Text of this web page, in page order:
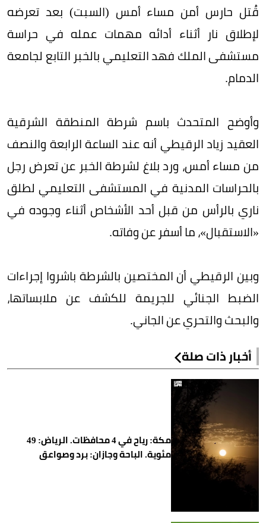
قُتل حارس أمن مساء أمس (السبت) بعد تعرضه
لإطلاق نار أثناء أدائه مهمات عمله في حراسة
مستشفى الملك فهد التعليمي بالخبر التابع لجامعة
الدمام.
وأوضح المتحدث باسم شرطة المنطقة الشرقية
العقيد زياد الرقيطي أنه عند الساعة الرابعة والنصف
من مساء أمس، ورد بلاغ لشرطة الخبر عن تعرض رجل
بالحراسات المدنية في المستشفى التعليمي لطلق
ناري بالرأس من قبل أحد الأشخاص أثناء وجوده في
«الاستقبال»، ما أسفر عن وفاته.
وبين الرقيطي أن المختصين بالشرطة باشروا إجراءات
الضبط الجنائي للجريمة للكشف عن ملابساتها،
والبحث والتحري عن الجاني.
أخبار ذات صلة
مكة: رياح في 4 محافظات. الرياض: 49
مئوية. الباحة وجازان: برد وصواعق